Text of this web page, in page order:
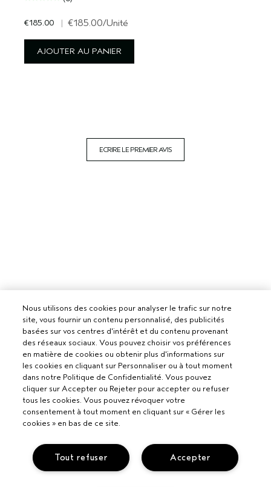
€185.00 | €185.00/Unité
AJOUTER AU PANIER
ECRIRE LE PREMIER AVIS
Pour les professionnels
Nous utilisons des cookies pour analyser le trafic sur notre
site, vous fournir un contenu personnalisé, des publicités
basées sur vos centres d'intérêt et du contenu provenant
des réseaux sociaux. Vous pouvez choisir vos préférences
en matière de cookies ou obtenir plus d'informations sur
les cookies en cliquant sur Personnaliser ou à tout moment
dans notre Politique de Confidentialité. Vous pouvez
cliquer sur Accepter ou Rejeter pour accepter ou refuser
tous les cookies. Vous pouvez révoquer votre
consentement à tout moment en cliquant sur « Gérer les
cookies » en bas de ce site.
Accepter
Tout refuser